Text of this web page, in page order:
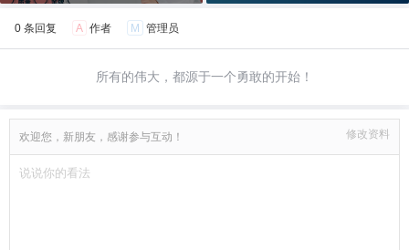
0 条回复 A 作者 M 管理员
所有的伟大，都源于一个勇敢的开始！
欢迎您，新朋友，感谢参与互动！ 修改资料